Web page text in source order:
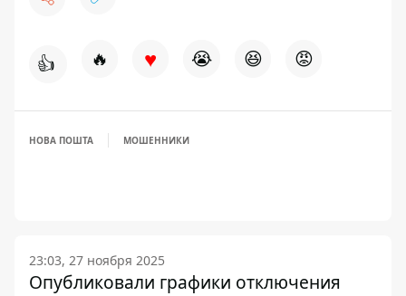
👍 🔥 ♥ 😭 😆 😡
НОВА ПОШТА МОШЕННИКИ
23:03, 27 ноября 2025
Опубликовали графики отключения